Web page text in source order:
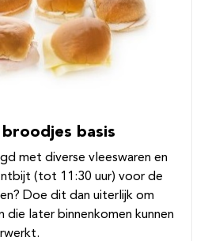
basis
met diverse vleeswaren en
(tot 11:30 uur) voor de
Doe dit dan uiterlijk om
die later binnenkomen kunnen